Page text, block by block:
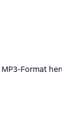
Format